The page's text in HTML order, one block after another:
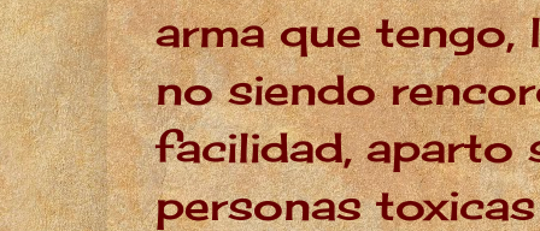
arma que tengo,
no siendo
facilidad, aparto
personas